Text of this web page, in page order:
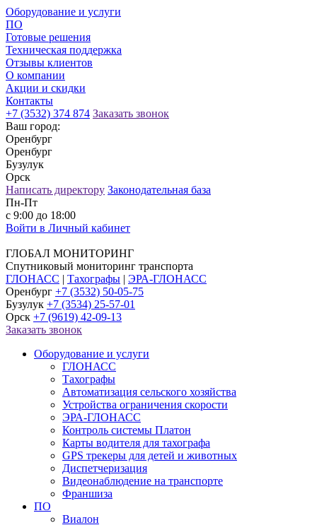
Оборудование и услуги
ПО
Готовые решения
Техническая поддержка
Отзывы клиентов
О компании
Акции и скидки
Контакты
+7 (3532) 374 874 Заказать звонок
Ваш город:
Оренбург
Оренбург
Бузулук
Орск
Написать директору Законодательная база
Пн-Пт
с 9:00 до 18:00
Войти в Личный кабинет
ГЛОБАЛ МОНИТОРИНГ
Спутниковый мониторинг транспорта
ГЛОНАСС | Тахографы | ЭРА-ГЛОНАСС
Оренбург +7 (3532) 50-05-75
Бузулук +7 (3534) 25-57-01
Орск +7 (9619) 42-09-13
Заказать звонок
Оборудование и услуги
ГЛОНАСС
Тахографы
Автоматизация сельского хозяйства
Устройства ограничения скорости
ЭРА-ГЛОНАСС
Контроль системы Платон
Карты водителя для тахографа
GPS трекеры для детей и животных
Диспетчеризация
Видеонаблюдение на транспорте
Франшиза
ПО
Виалон